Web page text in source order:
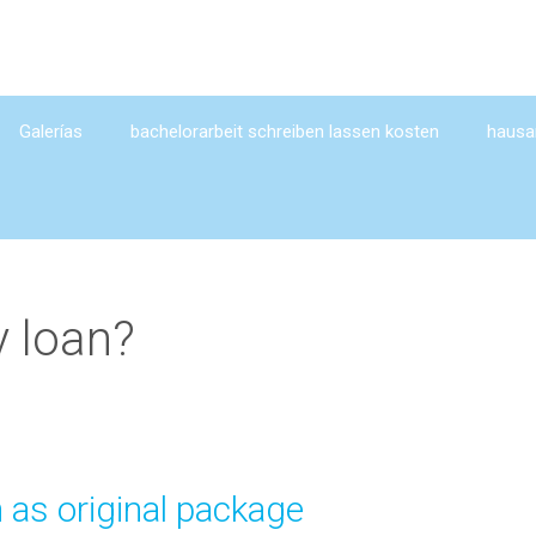
Galerías bachelorarbeit schreiben lassen kosten
loan?
original package